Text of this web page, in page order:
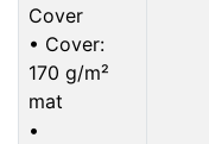
Cover
• Cover:
170 g/m²
mat
•